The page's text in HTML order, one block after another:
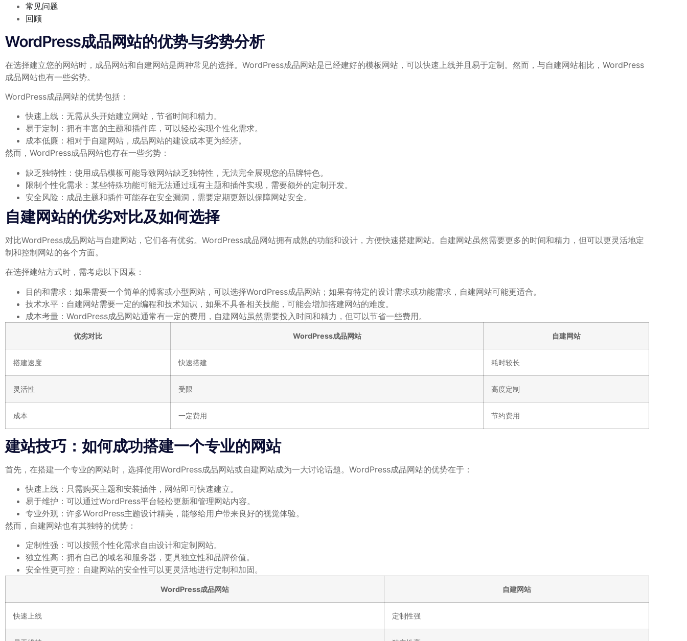
常见问题
回顾
WordPress成品网站的优势与劣势分析
在选择建立您的网站时，成品网站和自建网站是两种常见的选择。WordPress成品网站是已经建好的模板网站，可以快速上线并且易于定制。然而，与自建网站相比，WordPress
成品网站也有一些劣势。
WordPress成品网站的优势包括：
快速上线：无需从头开始建立网站，节省时间和精力。
易于定制：拥有丰富的主题和插件库，可以轻松实现个性化需求。
成本低廉：相对于自建网站，成品网站的建设成本更为经济。
然而，WordPress成品网站也存在一些劣势：
缺乏独特性：使用成品模板可能导致网站缺乏独特性，无法完全展现您的品牌特色。
限制个性化需求：某些特殊功能可能无法通过现有主题和插件实现，需要额外的定制开发。
安全风险：成品主题和插件可能存在安全漏洞，需要定期更新以保障网站安全。
自建网站的优劣对比及如何选择
对比WordPress成品网站与自建网站，它们各有优劣。WordPress成品网站拥有成熟的功能和设计，方便快速搭建网站。自建网站虽然需要更多的时间和精力，但可以更灵活地定
制和控制网站的各个方面。
在选择建站方式时，需考虑以下因素：
目的和需求：如果需要一个简单的博客或小型网站，可以选择WordPress成品网站；如果有特定的设计需求或功能需求，自建网站可能更适合。
技术水平：自建网站需要一定的编程和技术知识，如果不具备相关技能，可能会增加搭建网站的难度。
成本考量：WordPress成品网站通常有一定的费用，自建网站虽然需要投入时间和精力，但可以节省一些费用。
优劣对比 WordPress成品网站 自建网站
搭建速度 快速搭建 耗时较长
灵活性 受限 高度定制
成本 一定费用 节约费用
建站技巧：如何成功搭建一个专业的网站
首先，在搭建一个专业的网站时，选择使用WordPress成品网站或自建网站成为一大讨论话题。WordPress成品网站的优势在于：
快速上线：只需购买主题和安装插件，网站即可快速建立。
易于维护：可以通过WordPress平台轻松更新和管理网站内容。
专业外观：许多WordPress主题设计精美，能够给用户带来良好的视觉体验。
然而，自建网站也有其独特的优势：
定制性强：可以按照个性化需求自由设计和定制网站。
独立性高：拥有自己的域名和服务器，更具独立性和品牌价值。
安全性更可控：自建网站的安全性可以更灵活地进行定制和加固。
WordPress成品网站 自建网站
快速上线 定制性强